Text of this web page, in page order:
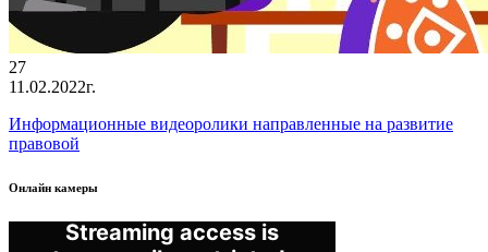
27
11.02.2022г.
Информационные видеоролики направленные на развитие
правовой
Онлайн камеры